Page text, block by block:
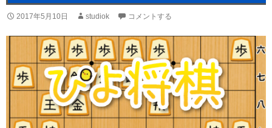
キ
ッ 2017年5月10日 studiok コメントする